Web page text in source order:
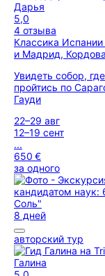
Дарья
5,0
4 отзыва
Классика
и Мадрид,
Увидеть собор,
пройтись по
Гауди
22–29 авг
12–19 сент
...
650 €
за одного
8 дней
авторский тур
Галина